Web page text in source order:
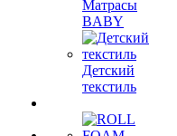
Матрасы
BABY
Детский
текстиль